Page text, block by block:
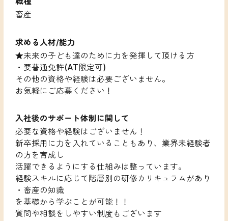
畜産
求める人材/能力
★未来の子ども達のために力を発揮して頂ける方
・要普通免許(AT限定可)
その他の資格や経験は必要ございません。
お気軽にご応募ください！
入社後のサポート体制に関して
必要な資格や経験はございません！
新卒採用に力を入れていることもあり、業界未経験者
の方を育成し
活躍できるようにする仕組みは整っています。
経験スキルに応じて階層別の研修カリキュラムがあり
・畜産の知識
を基礎から学ぶことが可能！！
質問や相談をしやすい制度もございます